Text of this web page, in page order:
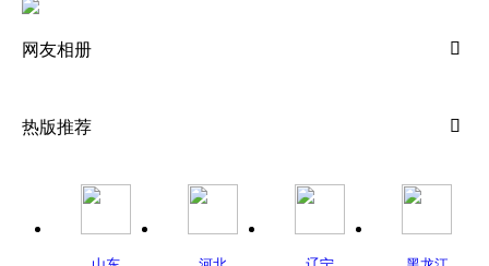

网友相册

热版推荐